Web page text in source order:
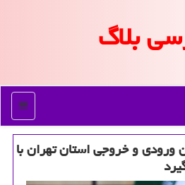
بلاگ
منو
ورودی و خروجی استان تهران با